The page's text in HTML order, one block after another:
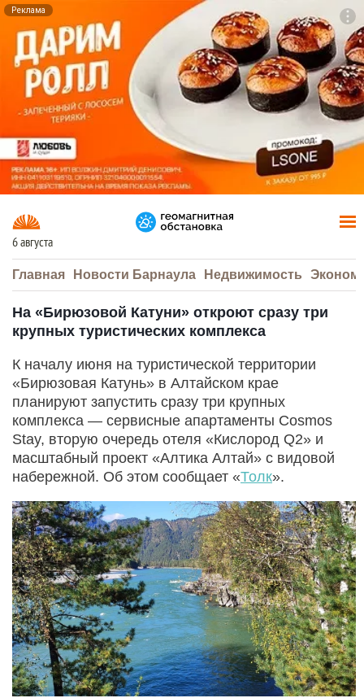
Реклама
6 августа
Главная Новости Барнаула Недвижимость
На «Бирюзовой Катуни» откроют сразу три
крупных туристических комплекса
К началу июня на туристической территории
«Бирюзовая Катунь» в Алтайском крае
планируют запустить сразу три крупных
комплекса — сервисные апартаменты Cosmos
Stay, вторую очередь отеля «Кислород Q2» и
масштабный проект «Алтика Алтай» с видовой
набережной. Об этом сообщает «Толк».